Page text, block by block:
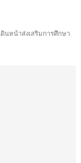
นหน้าส่งเสริมการศึกษา